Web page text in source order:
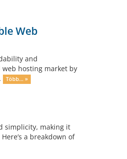
Web
and
hosting market by
Több... »
simplicity, making it
a breakdown of